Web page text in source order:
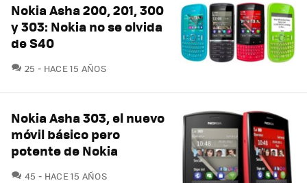
Nokia Asha 200, 201, 300
y 303: Nokia no se olvida
de S40
25 COMENTARIOS
HACE 15 AÑOS
Nokia Asha 303, el nuevo
móvil básico pero
potente de Nokia
45 COMENTARIOS
HACE 15 AÑOS